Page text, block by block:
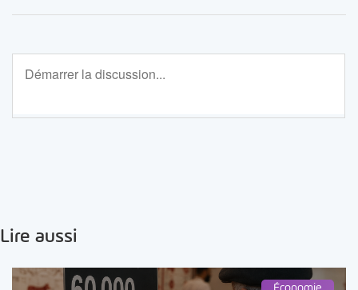
Lire aussi